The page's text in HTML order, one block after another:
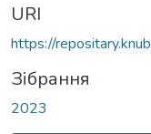
URI
https://
Зібрання
2023